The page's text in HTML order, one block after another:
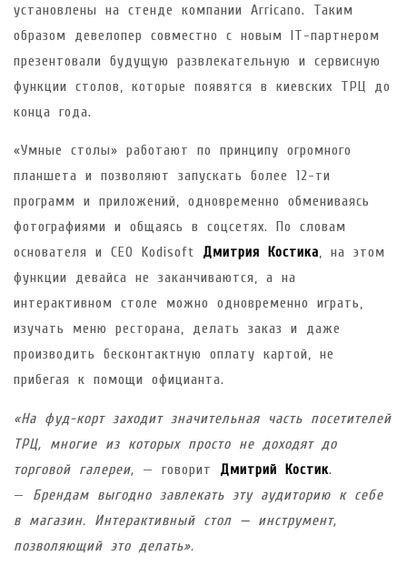
установлены на стенде компании Arricano. Таким
образом девелопер совместно с новым IT-партнером
презентовали будущую развлекательную и сервисную
функции столов, которые появятся в киевских ТРЦ до
конца года.
«Умные столы» работают по принципу огромного
планшета и позволяют запускать более 12-ти
программ и приложений, одновременно обмениваясь
фотографиями и общаясь в соцсетях. По словам
основателя и CEO Kodisoft Дмитрия Костика, на этом
функции девайса не заканчиваются, а на
интерактивном столе можно одновременно играть,
изучать меню ресторана, делать заказ и даже
производить бесконтактную оплату картой, не
прибегая к помощи официанта.
«На фуд-корт заходит значительная часть посетителей
ТРЦ, многие из которых просто не доходят до
торговой галереи, — говорит Дмитрий Костик.
— Брендам выгодно завлекать эту аудиторию к себе
в магазин. Интерактивный стол — инструмент,
позволяющий это делать».